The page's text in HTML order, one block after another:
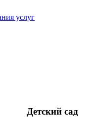
Детский сад